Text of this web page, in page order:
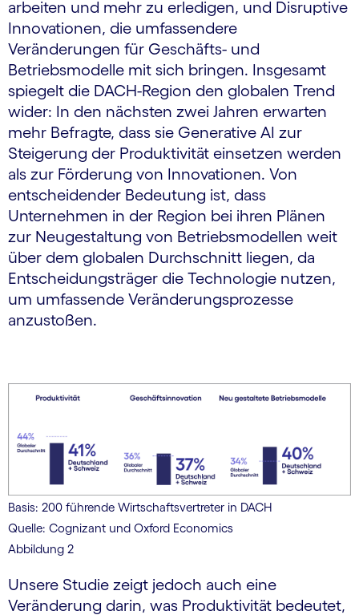
arbeiten und mehr zu erledigen, und Disruptive
Innovationen, die umfassendere
Veränderungen für Geschäfts- und
Betriebsmodelle mit sich bringen. Insgesamt
spiegelt die DACH-Region den globalen Trend
wider: In den nächsten zwei Jahren erwarten
mehr Befragte, dass sie Generative AI zur
Steigerung der Produktivität einsetzen werden
als zur Förderung von Innovationen. Von
entscheidender Bedeutung ist, dass
Unternehmen in der Region bei ihren Plänen
zur Neugestaltung von Betriebsmodellen weit
über dem globalen Durchschnitt liegen, da
Entscheidungsträger die Technologie nutzen,
um umfassende Veränderungsprozesse
anzustoßen.
Basis: 200 führende Wirtschaftsvertreter in DACH
Quelle: Cognizant und Oxford Economics
Abbildung 2
Unsere Studie zeigt jedoch auch eine
Veränderung darin, was Produktivität bedeutet,